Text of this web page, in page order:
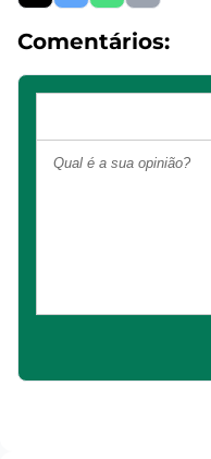
Comentários: